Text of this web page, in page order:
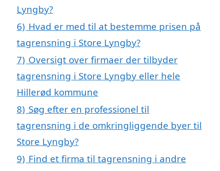
Lyngby?
6) Hvad er med til at bestemme prisen på
tagrensning i Store Lyngby?
7) Oversigt over firmaer der tilbyder
tagrensning i Store Lyngby eller hele
Hillerød kommune
8) Søg efter en professionel til
tagrensning i de omkringliggende byer til
Store Lyngby?
9) Find et firma til tagrensning i andre